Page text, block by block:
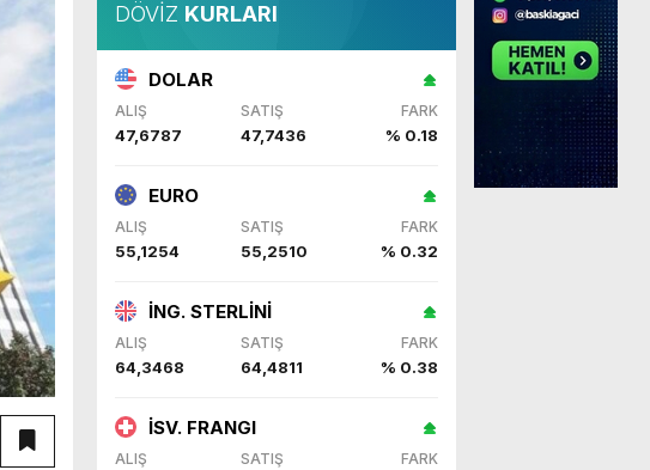
DÖVİZ KURLARI
DOLAR
ALIŞ SATIŞ FARK
47,6787 47,7436 % 0.18
EURO
ALIŞ SATIŞ FARK
55,1254 55,2510 % 0.32
İNG. STERLİNİ
ALIŞ SATIŞ FARK
64,3468 64,4811 % 0.38
İSV. FRANGI
ALIŞ SATIŞ FARK